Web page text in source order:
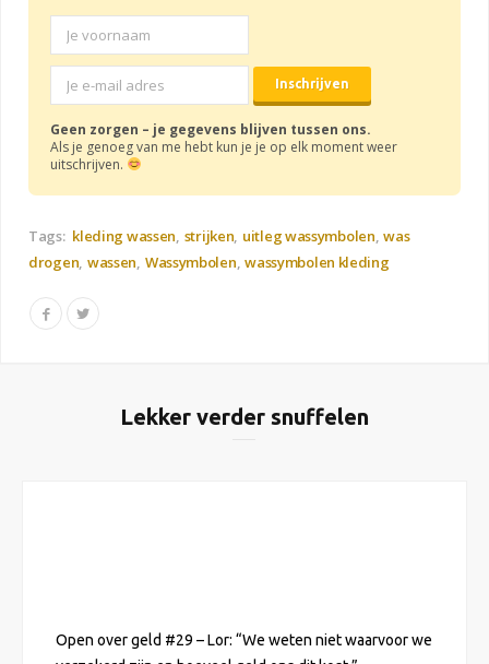
Geen zorgen – je gegevens blijven tussen ons.
Als je genoeg van me hebt kun je je op elk moment weer
uitschrijven.
Tags: kleding wassen strijken uitleg wassymbolen was
drogen wassen Wassymbolen wassymbolen kleding
Lekker verder snuffelen
Open over geld #29 – Lor: “We weten niet waarvoor we